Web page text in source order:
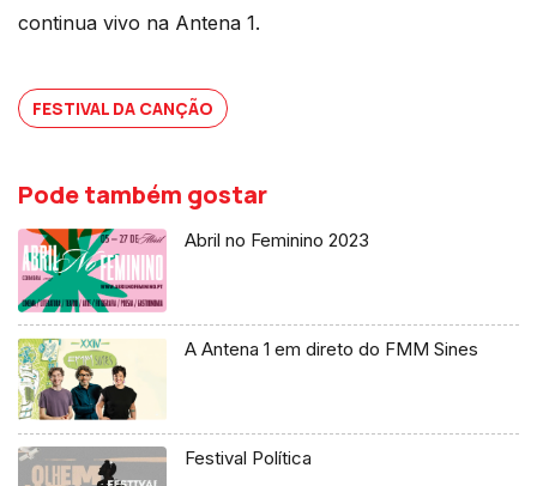
continua vivo na Antena 1.
FESTIVAL DA CANÇÃO
Pode também gostar
Abril no Feminino 2023
A Antena 1 em direto do FMM Sines
Festival Política